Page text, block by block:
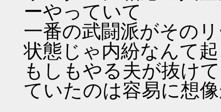
ーやっていて
一番の武闘派がその
状態じゃ内紛なんて
もしもやる夫が抜け
ていたのは容易に想